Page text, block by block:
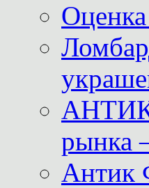
рынка
Антик